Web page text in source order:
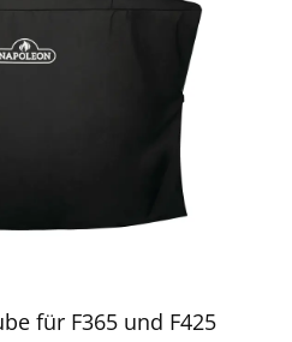
für F365 und F425